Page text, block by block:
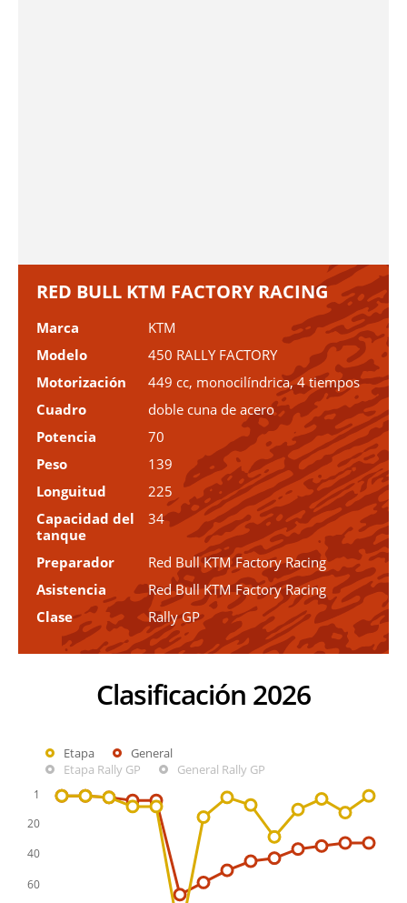
RED BULL KTM FACTORY RACING
Marca
KTM
Modelo
450 RALLY FACTORY
Motorización
449 cc, monocilíndrica, 4 tiempos
Cuadro
doble cuna de acero
Potencia
70
Peso
139
Longuitud
225
Capacidad del
tanque
34
Preparador
Red Bull KTM Factory Racing
Asistencia
Red Bull KTM Factory Racing
Clase
Rally GP
Clasificación 2026
Etapa
General
Etapa Rally GP
General Rally GP